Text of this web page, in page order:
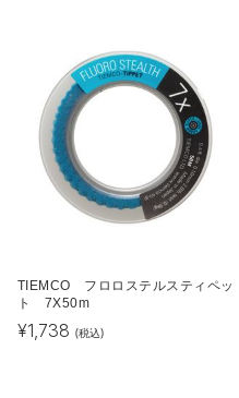
TIEMCO フロロステルスティペッ
ト 7X50m
¥1,738 (税込)